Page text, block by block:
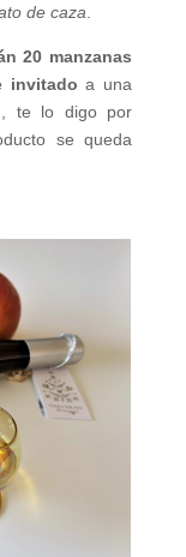
de caza
20 manzanas
invitado a una
te lo digo por
se queda